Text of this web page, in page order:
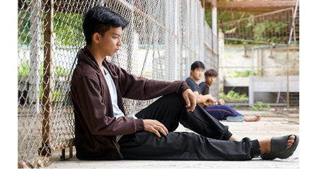
combat
contre
l’esclavage
domestique
en
France